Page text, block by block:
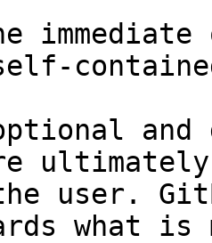
and
user.
what